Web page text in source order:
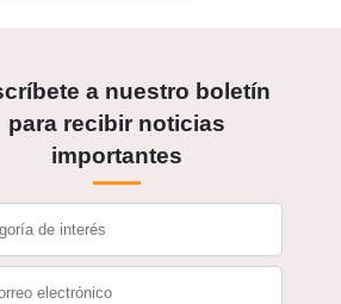
a nuestro boletín
para recibir noticias
importantes